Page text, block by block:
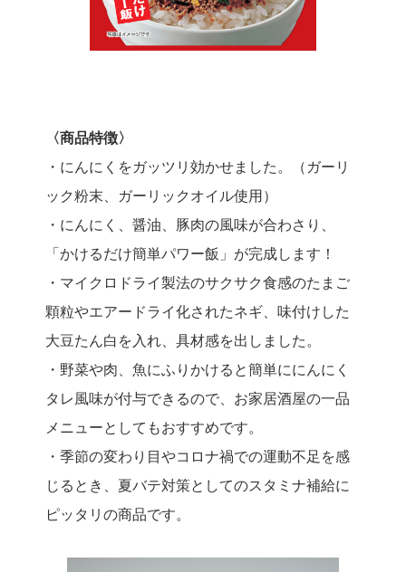
〈商品特徴〉
・にんにくをガッツリ効かせました。（ガーリ
ック粉末、ガーリックオイル使用）
・にんにく、醤油、豚肉の風味が合わさり、
「かけるだけ簡単パワー飯」が完成します！
・マイクロドライ製法のサクサク食感のたまご
顆粒やエアードライ化されたネギ、味付けした
大豆たん白を入れ、具材感を出しました。
・野菜や肉、魚にふりかけると簡単ににんにく
タレ風味が付与できるので、お家居酒屋の一品
メニューとしてもおすすめです。
・季節の変わり目やコロナ禍での運動不足を感
じるとき、夏バテ対策としてのスタミナ補給に
ピッタリの商品です。